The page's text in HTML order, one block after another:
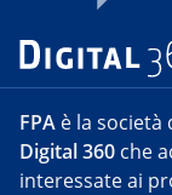
FPA è la società
Digital 360 che
interessate ai